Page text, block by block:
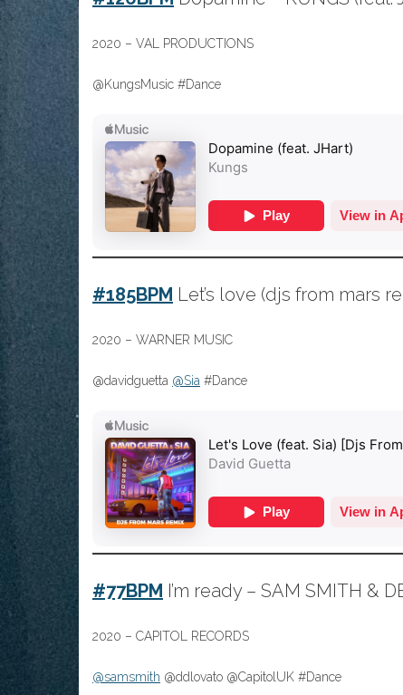
2020 – VAL PRODUCTIONS
@KungsMusic #Dance
#185BPM Let’s love (djs from mars
2020 – WARNER MUSIC
@davidguetta @Sia #Dance
#77BPM I’m ready – SAM SMITH &
2020 – CAPITOL RECORDS
@samsmith @ddlovato @CapitolUK #Dance